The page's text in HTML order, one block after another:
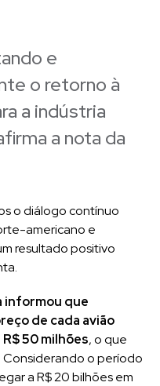
e
o retorno à
a indústria
a nota da
o diálogo contínuo
americano e
resultado positivo
informou que
de cada avião
50 milhões, o que
Considerando o período
a R$ 20 bilhões em